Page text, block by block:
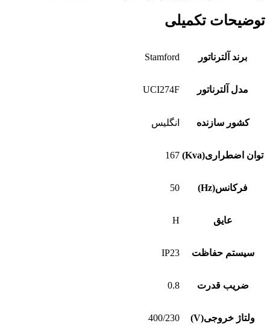
توضیحات تکمیلی
برند آلترناتور Stamford
مدل آلترناتور UCI274F
کشور سازنده انگلیس
توان اضطراری(Kva) 167
فرکانس(Hz) 50
عایق H
سیستم حفاظت IP23
ضریب قدرت 0.8
ولتاژ خروجی(V) 400/230